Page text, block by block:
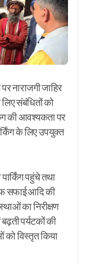
नाराजगी जाहिर
संबंधितों को
की आवश्यकता पर
के लिए उपयुक्त
पहुंचे तथा
सफाई आदि की
का निरीक्षण
पर्यटकों की
को विस्तृत किया